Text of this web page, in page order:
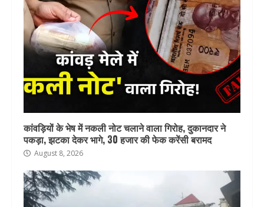
कांवड़ियों के भेष में नकली नोट चलाने वाला गिरोह, दुकानदार ने
पकड़ा, झटका देकर भागे, 30 हजार की फेक करेंसी बरामद
August 8, 2026